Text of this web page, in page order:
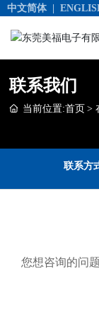
中文简体|
网站首页
关于我们
产品应用
合作伙伴
联系我们
当前位置:首页
联系方
您想咨询的问